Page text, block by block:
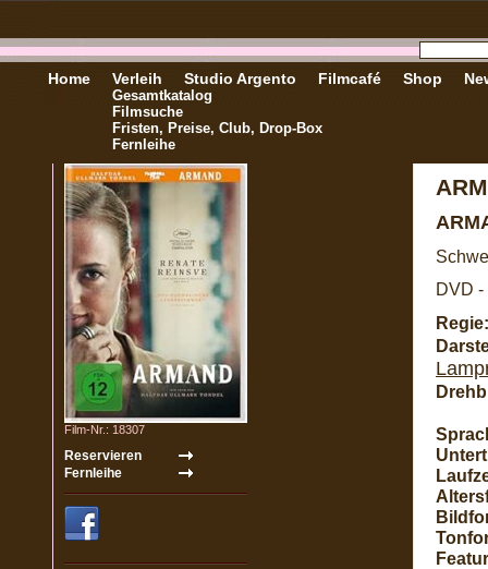
Home Verleih
Gesamtkatalog
Filmsuche
Fristen, Preise, Club, Drop-Box
Fernleihe
Studio Argento Filmcafé Shop
Film-Nr.: 18307
DVD -
Regie: